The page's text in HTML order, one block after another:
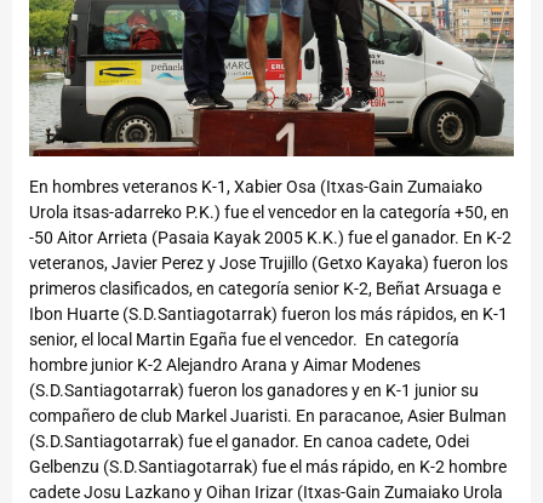
En hombres veteranos K-1, Xabier Osa (Itxas-Gain Zumaiako
Urola itsas-adarreko P.K.) fue el vencedor en la categoría +50, en
-50 Aitor Arrieta (Pasaia Kayak 2005 K.K.) fue el ganador. En K-2
veteranos, Javier Perez y Jose Trujillo (Getxo Kayaka) fueron los
primeros clasificados, en categoría senior K-2, Beñat Arsuaga e
Ibon Huarte (S.D.Santiagotarrak) fueron los más rápidos, en K-1
senior, el local Martin Egaña fue el vencedor. En categoría
hombre junior K-2 Alejandro Arana y Aimar Modenes
(S.D.Santiagotarrak) fueron los ganadores y en K-1 junior su
compañero de club Markel Juaristi. En paracanoe, Asier Bulman
(S.D.Santiagotarrak) fue el ganador. En canoa cadete, Odei
Gelbenzu (S.D.Santiagotarrak) fue el más rápido, en K-2 hombre
cadete Josu Lazkano y Oihan Irizar (Itxas-Gain Zumaiako Urola